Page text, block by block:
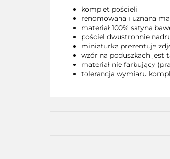
komplet pościeli
renomowana i uznana
materiał 100% satyna
pościel dwustronnie
miniaturka prezentuje
wzór na poduszkach jest
materiał nie farbujący
tolerancja wymiaru